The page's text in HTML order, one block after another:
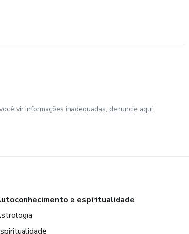
vir informações inadequadas, denuncie aqui
e espiritualidade